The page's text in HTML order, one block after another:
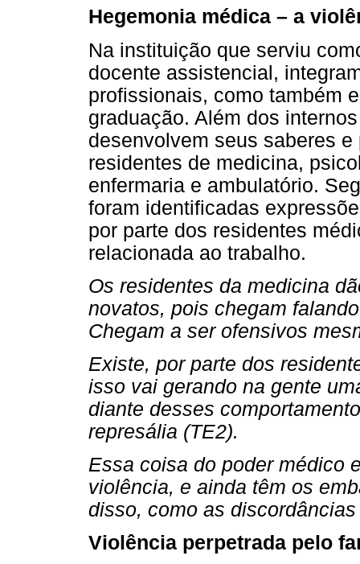
Hegemonia médica – a
Na instituição que serviu
docente assistencial,
profissionais, como também
graduação. Além dos
desenvolvem seus saberes
residentes de medicina,
enfermaria e ambulatório.
foram identificadas
por parte dos residentes
relacionada ao trabalho.
Os residentes da medicina
novatos, pois chegam
Chegam a ser ofensivos
Existe, por parte dos
isso vai gerando na gente
diante desses
represália (TE2).
Essa coisa do poder médico
violência, e ainda têm os
disso, como as
Violência perpetrada pelo